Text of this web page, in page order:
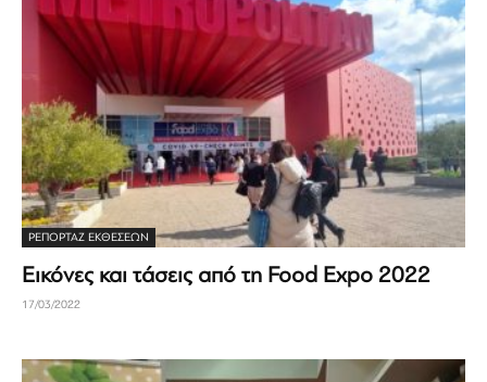
ΡΕΠΟΡΤΆΖ ΕΚΘΈΣΕΩΝ
Εικόνες και τάσεις από τη Food Expo 2022
17/03/2022